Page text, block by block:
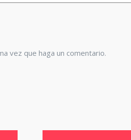
vez que haga un comentario.